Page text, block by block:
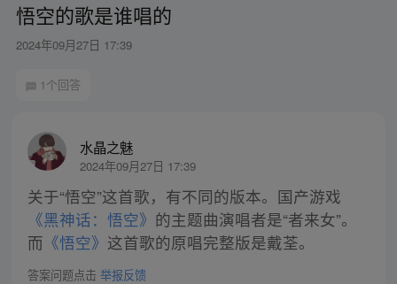
悟空的歌是谁唱的
2024年09月27日 17:39
1个回答
水晶之魅
2024年09月27日 17:39
关于“悟空”这首歌，有不同的版本。国产游戏
《黑神话：悟空》 的主题曲演唱者是“者来女”。
而 《悟空》 这首歌的原唱完整版是戴荃。
答案问题点击 举报反馈